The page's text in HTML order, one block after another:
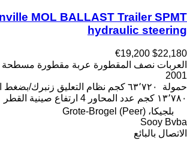
MOL BALLAST Trailer SPMT
hydraulic steering
$22,180
€19,200
العربات نصف المقطورة عربة مقطورة
2001
حمولة
٦٣٬٧٢٠ كجم نظام التعليق زنبرك/بضغط
١٣٬٧٨٠ كجم
عدد المحاور 4 ارتفاع صينية القطر
بلجيكا، Grote-Brogel (Peer)
Sooy Bvba
الاتصال بالبائع